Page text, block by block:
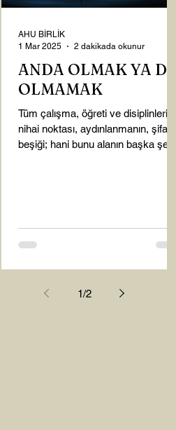
ANDA OLMAK YA DA
OLMAMAK
Tüm çalışma, öğreti ve disiplinlerin
nihai noktası, aydınlanmanın, şifanın
beşiği; hani bunu alanın başka şey
AHU BİRLİK
1 Mar 2025
2 dakikada okunur
1/2